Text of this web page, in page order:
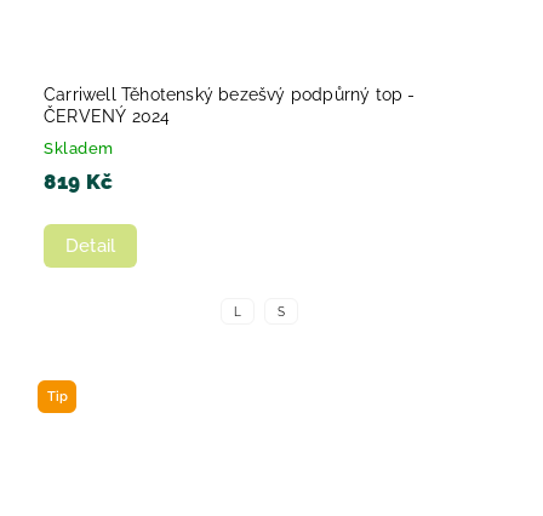
Carriwell Těhotenský bezešvý podpůrný top -
ČERVENÝ 2024
Skladem
819 Kč
Detail
S
Tip